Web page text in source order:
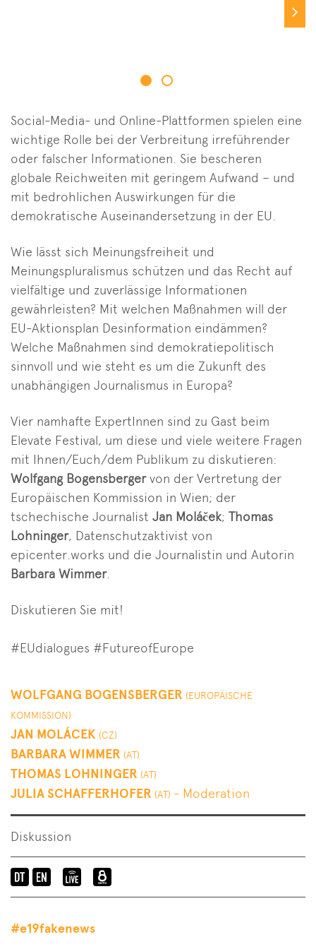
Social-Media- und Online-Plattformen spielen eine
wichtige Rolle bei der Verbreitung irreführender
oder falscher Informationen. Sie bescheren
globale Reichweiten mit geringem Aufwand – und
mit bedrohlichen Auswirkungen für die
demokratische Auseinandersetzung in der EU.
Wie lässt sich Meinungsfreiheit und
Meinungspluralismus schützen und das Recht auf
vielfältige und zuverlässige Informationen
gewährleisten? Mit welchen Maßnahmen will der
EU-Aktionsplan Desinformation eindämmen?
Welche Maßnahmen sind demokratiepolitisch
sinnvoll und wie steht es um die Zukunft des
unabhängigen Journalismus in Europa?
Vier namhafte ExpertInnen sind zu Gast beim
Elevate Festival, um diese und viele weitere Fragen
mit Ihnen/Euch/dem Publikum zu diskutieren:
Wolfgang Bogensbergervon der Vertretung der
Europäischen Kommission in Wien; der
tschechische Journalist Jan Moláček; Thomas
Lohninger, Datenschutzaktivist von
epicenter.works und die Journalistin und Autorin
Barbara Wimmer.
Diskutieren Sie mit!
#EUdialogues #FutureofEurope
WOLFGANG BOGENSBERGER (EUROPÄISCHE
KOMMISSION)
JAN MOLÁCEK (CZ)
BARBARA WIMMER (AT)
THOMAS LOHNINGER (AT)
JULIA SCHAFFERHOFER (AT) - Moderation
Diskussion
Sprache
der
en-
Elevate
Mediachannel
bei
#e19fakenews